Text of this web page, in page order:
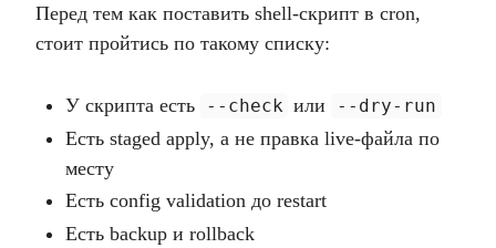
Перед тем как поставить shell-скрипт в cron,
стоит пройтись по такому списку:
У скрипта есть --check или --dry-run
Есть staged apply, а не правка live-файла по
месту
Есть config validation до restart
Есть backup и rollback